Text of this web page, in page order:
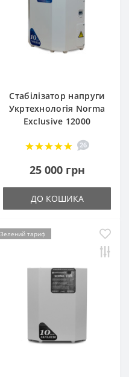
Стабілізатор напруги
Укртехнологія Norma
Exclusive 12000
26
25 000 грн
ДО КОШИКА
Зелений тариф